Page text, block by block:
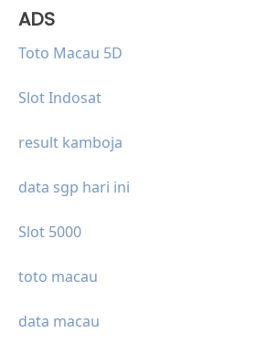
ADS
Toto Macau 5D
Slot Indosat
result kamboja
data sgp hari ini
Slot 5000
toto macau
data macau